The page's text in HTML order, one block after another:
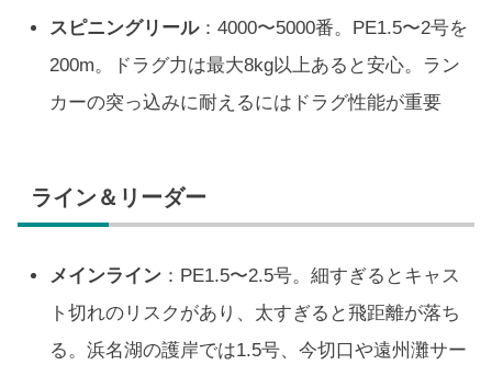
スピニングリール：4000〜5000番。PE1.5〜2号を
200m。ドラグ力は最大8kg以上あると安心。ラン
カーの突っ込みに耐えるにはドラグ性能が重要
ライン＆リーダー
メインライン ：PE1.5〜2.5号。細すぎるとキャス
ト切れのリスクがあり、太すぎると飛距離が落ち
る。浜名湖の護岸では1.5号、今切口や遠州灘サー